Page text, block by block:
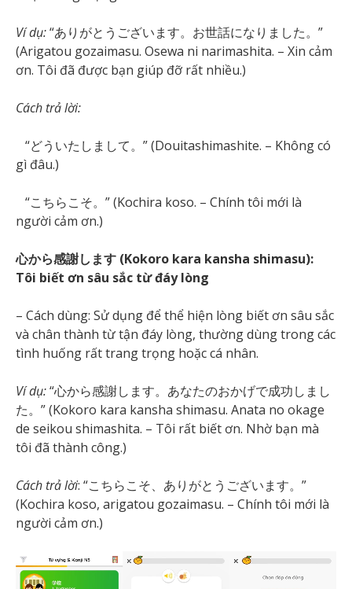
Ví dụ:“ありがとうございます。お世話になりました。”
(Arigatou gozaimasu. Osewa ni narimashita. – Xin cảm
ơn. Tôi đã được bạn giúp đỡ rất nhiều.)
Cách trả lời:
“どういたしまして。” (Douitashimashite. – Không có
gì đâu.)
“こちらこそ。” (Kochira koso. – Chính tôi mới là
người cảm ơn.)
心から感謝します (Kokoro kara kansha shimasu):
Tôi biết ơn sâu sắc từ đáy lòng
– Cách dùng: Sử dụng để thể hiện lòng biết ơn sâu sắc
và chân thành từ tận đáy lòng, thường dùng trong các
tình huống rất trang trọng hoặc cá nhân.
Ví dụ:“心から感謝します。あなたのおかげで成功しまし
た。” (Kokoro kara kansha shimasu. Anata no okage
de seikou shimashita. – Tôi rất biết ơn. Nhờ bạn mà
tôi đã thành công.)
Cách trả lời: “こちらこそ、ありがとうございます。”
(Kochira koso, arigatou gozaimasu. – Chính tôi mới là
người cảm ơn.)